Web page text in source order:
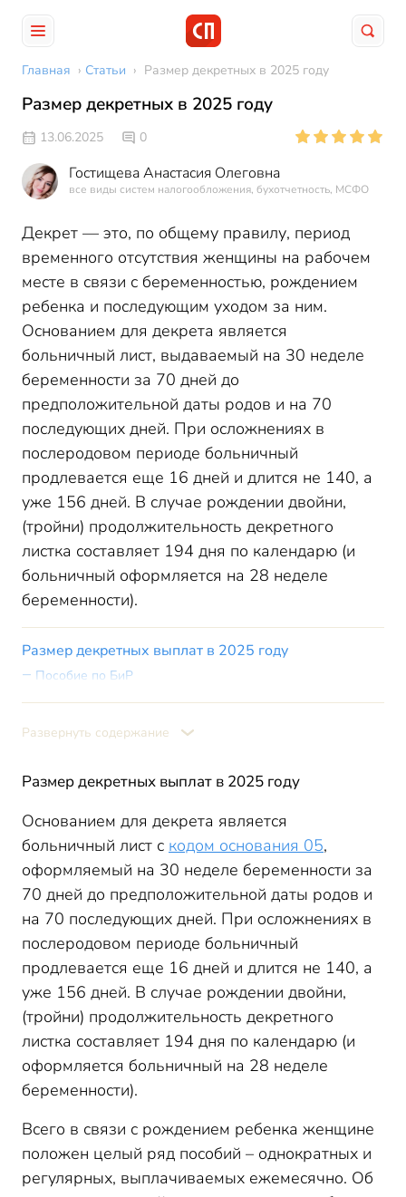
Главная › Статьи › Размер декретных в 2025 году
Размер декретных в 2025 году
13.06.2025 0
Гостищева Анастасия Олеговна
все виды систем налогообложения, бухотчетность, МСФО
Декрет — это, по общему правилу, период
временного отсутствия женщины на рабочем
месте в связи с беременностью, рождением
ребенка и последующим уходом за ним.
Основанием для декрета является
больничный лист, выдаваемый на 30 неделе
беременности за 70 дней до
предположительной даты родов и на 70
последующих дней. При осложнениях в
послеродовом периоде больничный
продлевается еще 16 дней и длится не 140, а
уже 156 дней. В случае рождении двойни,
(тройни) продолжительность декретного
листка составляет 194 дня по календарю (и
больничный оформляется на 28 неделе
беременности).
Размер декретных выплат в 2025 году
Пособие по БиР
Ежемесячное пособие в связи с рождением и
Единовременное пособие при рождении ребенка
Развернуть содержание
Размер декретных выплат в 2025 году
Основанием для декрета является
больничный лист с кодом основания 05,
оформляемый на 30 неделе беременности за
70 дней до предположительной даты родов и
на 70 последующих дней. При осложнениях в
послеродовом периоде больничный
продлевается еще 16 дней и длится не 140, а
уже 156 дней. В случае рождении двойни,
(тройни) продолжительность декретного
листка составляет 194 дня по календарю (и
оформляется больничный на 28 неделе
беременности).
Всего в связи с рождением ребенка женщине
положен целый ряд пособий – однократных и
регулярных, выплачиваемых ежемесячно. Об